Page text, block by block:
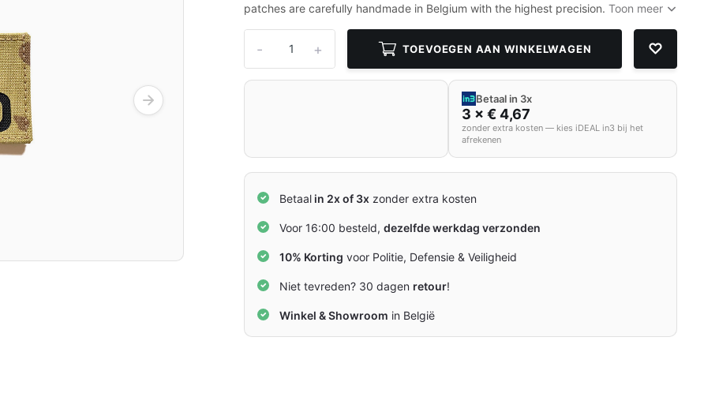
patches are carefully handmade in Belgium with the highest precision.Toon meer
+
- TOEVOEGEN AAN WINKELWAGEN
Betaal in 3x
3 × € 4,67
zonder extra kosten — kies iDEAL in3 bij het
afrekenen
Betaal in 2x of 3x zonder extra kosten
Voor 16:00 besteld,dezelfde werkdag verzonden
10% Korting voor Politie, Defensie & Veiligheid
Niet tevreden? 30 dagen retour!
Winkel & Showroom in België